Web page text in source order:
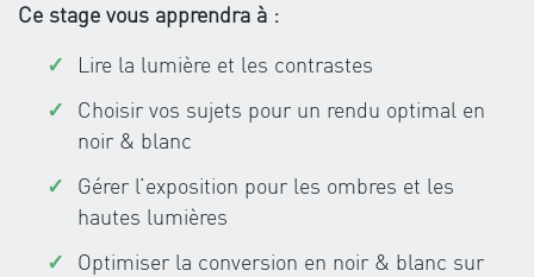
Ce stage vous apprendra à :
Lire la lumière et les contrastes
Choisir vos sujets pour un rendu optimal en
noir & blanc
Gérer l’exposition pour les ombres et les
hautes lumières
Optimiser la conversion en noir & blanc sur